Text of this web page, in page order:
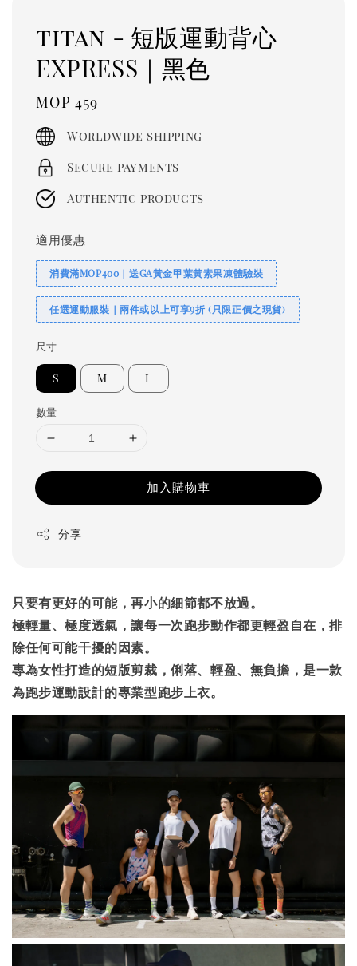
titan - 短版運動背心
EXPRESS｜黑色
Regular
price
MOP 459
Worldwide shipping
Secure payments
Authentic products
適用優惠
消費滿MOP400｜送GA黃金甲葉黃素果凍體驗裝
任選運動服裝｜兩件或以上可享9折 (只限正價之現貨)
尺寸
S M L
數量
加入購物車
分享
只要有更好的可能，再小的細節都不放過。
極輕量、極度透氣，讓每一次跑步動作都更輕盈自在，排
除任何可能干擾的因素。
專為女性打造的短版剪裁，俐落、輕盈、無負擔，是一款
為跑步運動設計的專業型跑步上衣。